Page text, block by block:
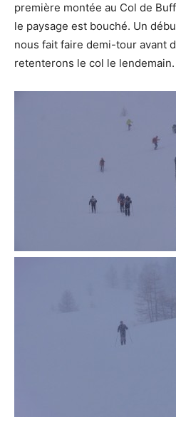
première montée au Col de
le paysage est bouché. Un
nous fait faire demi-tour avant
retenterons le col le lendemain.